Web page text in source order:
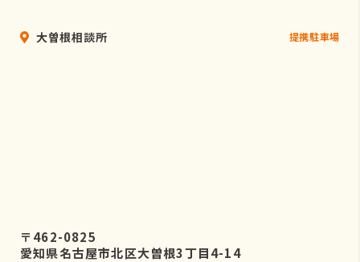
大曽根相談所 提携駐車場
〒462-0825
愛知県名古屋市北区大曽根3丁目4-14